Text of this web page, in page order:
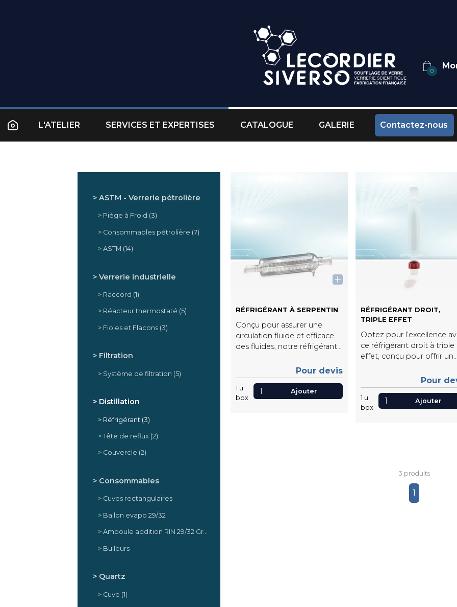
0
L'ATELIER SERVICES ET EXPERTISES CATALOGUE GALERIE Contactez-nous
RÉFRIGÉRANT
ASTM - Verrerie pétrolière
Piège à Froid (3)
Consommables pétrolière (7)
ASTM (14)
Verrerie industrielle
Raccord (1)
Réacteur thermostaté (5)
Fioles et Flacons (3)
Filtration
Système de filtration (5)
Distillation
Réfrigérant (3)
Tête de reflux (2)
Couvercle (2)
Consommables
Cuves rectangulaires
Ballon evapo 29/32
Ampoule addition RIN 29/32 Graduée PTFE
Bulleurs
Quartz
Cuve (1)
RÉFRIGÉRANT À SERPENTIN
Conçu pour assurer une
circulation fluide et efficace
des fluides, notre réfrigérant
assure une meilleure
dissipation de la chaleur et
une performe votre système
de réfrigération pour un
1 u.
box
Pour devis
Ajouter
RÉFRIGÉRANT DROIT,
TRIPLE EFFET
Optez pour l’excellence
ce réfrigérant droit à triple
effet, conçu pour offrir un
exceptionnel. Grâce à sa
sous vide, il permet de
réduire efficacement la
température de
répondre à vos besoins les
plus exigeants.
1 u.
box
Pour
Ajouter
3 produits
1